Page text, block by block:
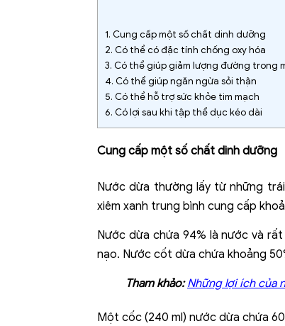
1. Cung cấp một số chất dinh dưỡng
2. Có thể có đặc tính chống oxy hóa
3. Có thể giúp giảm lượng đường trong
4. Có thể giúp ngăn ngừa sỏi thận
5. Có thể hỗ trợ sức khỏe tim mạch
6. Có lợi sau khi tập thể dục kéo dài
Cung cấp một số chất dinh dưỡng
Nước dừa thường lấy từ những
xiêm xanh trung bình cung cấp
Nước dừa chứa 94% là nước và
nạo. Nước cốt dừa chứa khoảng
Tham khảo:Những lợi ích của
Một cốc (240 ml) nước dừa chứa